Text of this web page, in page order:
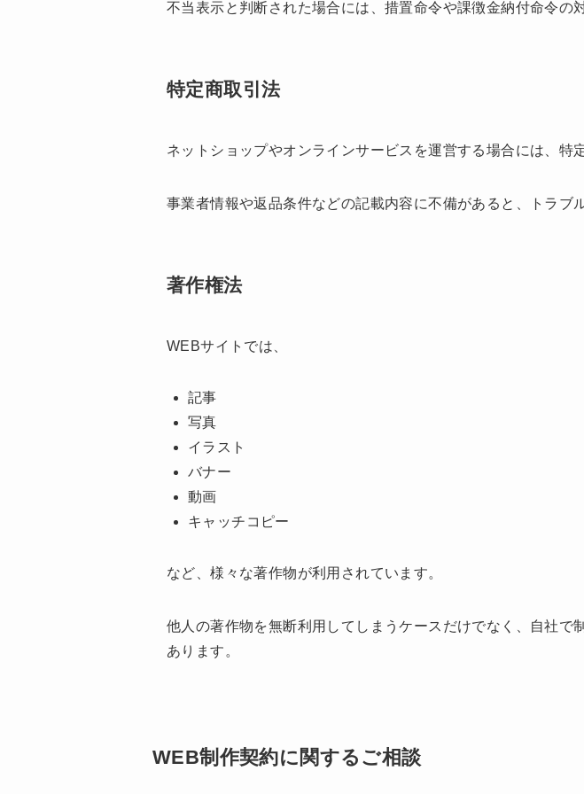
不当表示と判断された場合には、措置命令や課徴金納付命令の
特定商取引法
ネットショップやオンラインサービスを運営する場合には、特
事業者情報や返品条件などの記載内容に不備があると、トラブ
著作権法
WEBサイトでは、
記事
写真
イラスト
バナー
動画
キャッチコピー
など、様々な著作物が利用されています。
他人の著作物を無断利用してしまうケースだけでなく、自社
あります。
WEB制作契約に関するご相談